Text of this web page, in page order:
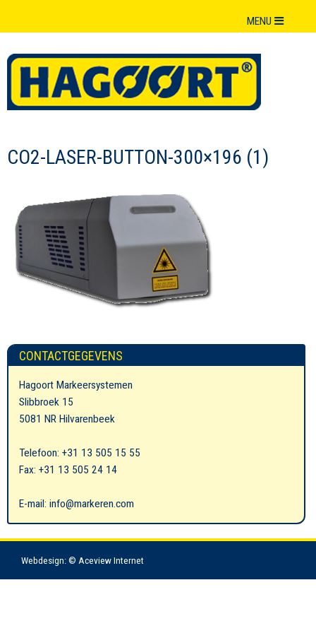
MENU
CO2-LASER-BUTTON-300×196 (1)
CONTACTGEGEVENS
Hagoort Markeersystemen
Slibbroek 15
5081 NR Hilvarenbeek
Telefoon: +31 13 505 15 55
Fax: +31 13 505 24 14
E-mail: info@markeren.com
Webdesign: © Aceview Internet